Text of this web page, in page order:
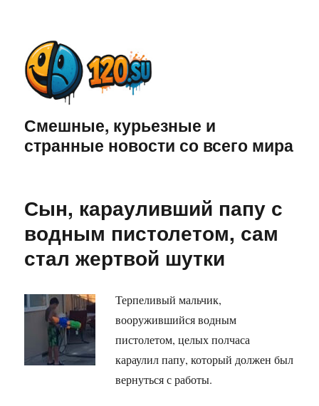
Смешные, курьезные и
странные новости со всего мира
Сын, карауливший папу с
водным пистолетом, сам
стал жертвой шутки
Терпеливый мальчик,
вооружившийся водным
пистолетом, целых полчаса
караулил папу, который должен был
вернуться с работы.